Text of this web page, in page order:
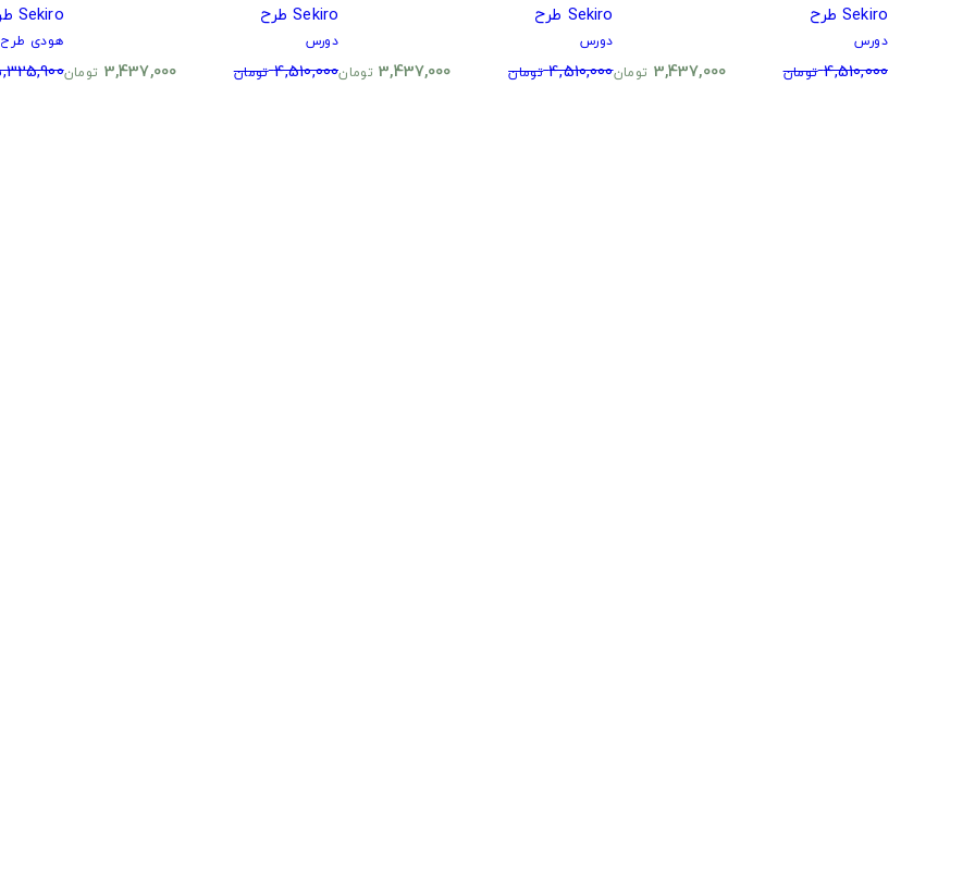
Sekiro طرح
دورس
4,510,000 تومان 3,437,000 تومان
Sekiro طرح
دورس
4,510,000 تومان 3,437,000 تومان
Sekiro طرح
دورس
4,510,000 تومان 3,437,000 تومان
Sekiro طرح
هودی طرح